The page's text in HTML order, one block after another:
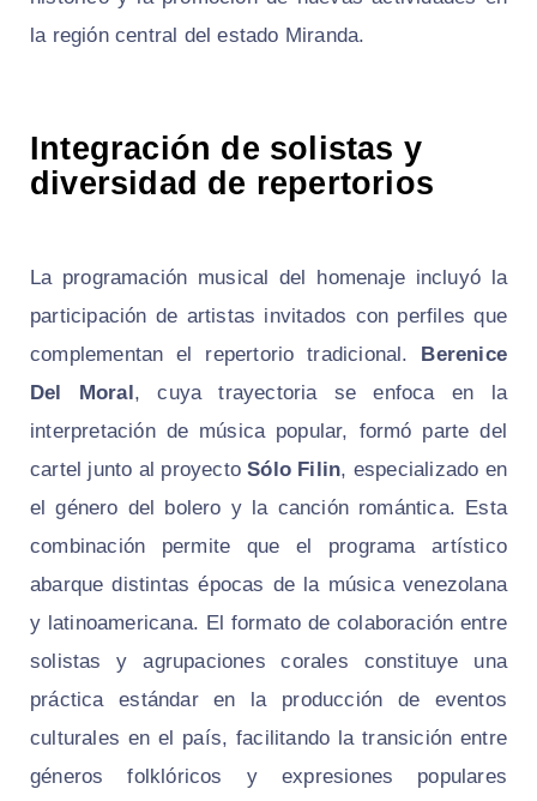
la región central del estado Miranda.
Integración de solistas y
diversidad de repertorios
La programación musical del homenaje incluyó la
participación de artistas invitados con perfiles que
complementan el repertorio tradicional. Berenice
Del Moral, cuya trayectoria se enfoca en la
interpretación de música popular, formó parte del
cartel junto al proyectoSólo Filin, especializado en
el género del bolero y la canción romántica. Esta
combinación permite que el programa artístico
abarque distintas épocas de la música venezolana
y latinoamericana. El formato de colaboración entre
solistas y agrupaciones corales constituye una
práctica estándar en la producción de eventos
culturales en el país, facilitando la transición entre
géneros folklóricos y expresiones populares